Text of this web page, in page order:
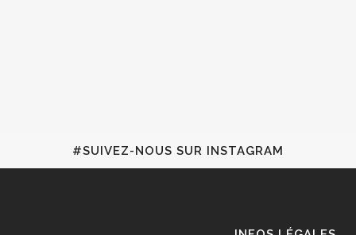
#SUIVEZ-NOUS SUR INSTAGRAM